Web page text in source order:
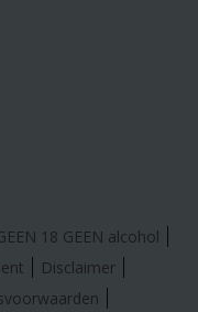
18 GEEN alcohol
Disclaimer